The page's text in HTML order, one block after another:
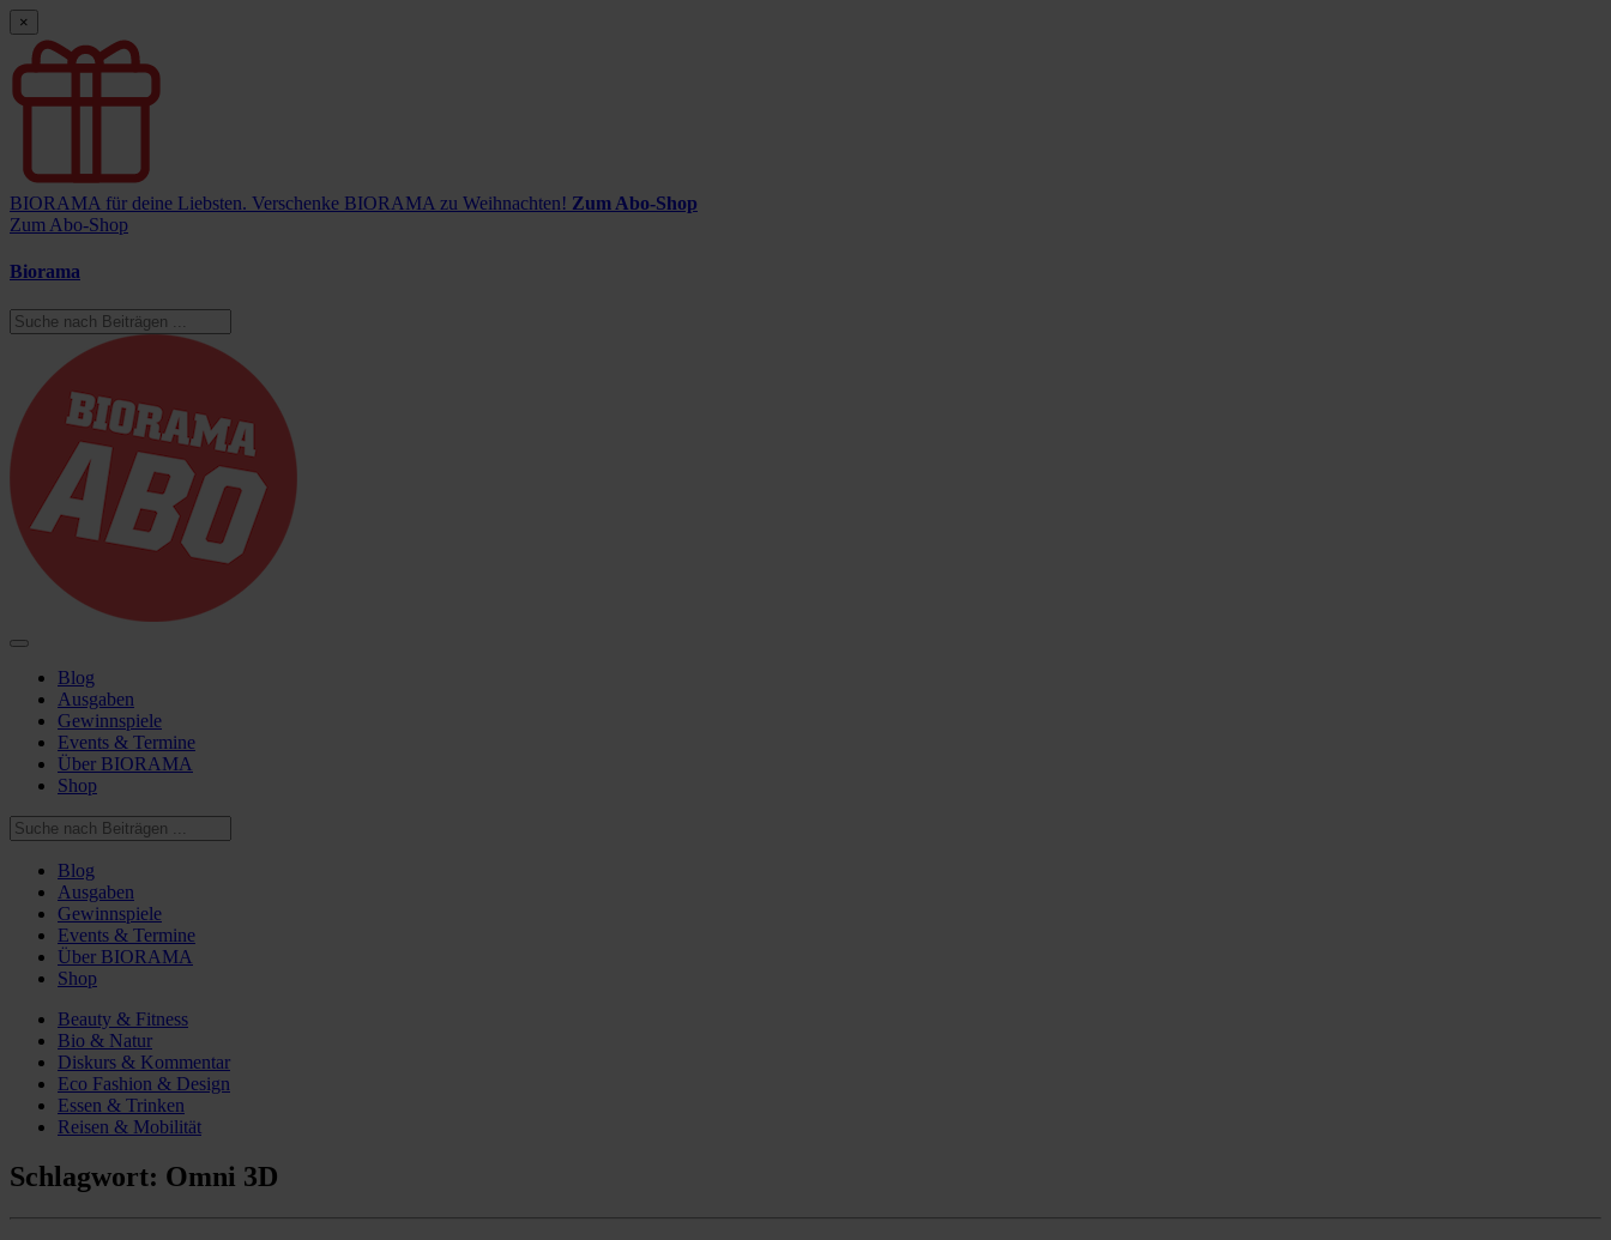
×
BIORAMA für deine Liebsten. Verschenke BIORAMA zu Weihnachten! Zum Abo-Shop
Zum Abo-Shop
Biorama
Blog
Ausgaben
Gewinnspiele
Events & Termine
Über BIORAMA
Shop
Blog
Ausgaben
Gewinnspiele
Events & Termine
Über BIORAMA
Shop
Beauty & Fitness
Bio & Natur
Diskurs & Kommentar
Eco Fashion & Design
Essen & Trinken
Reisen & Mobilität
Schlagwort: Omni 3D